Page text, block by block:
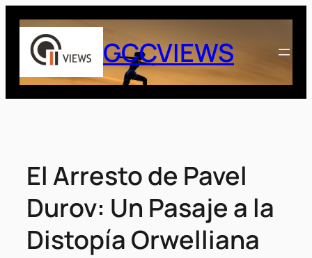
Saltar
contenido
GCCVIEWS
El Arresto de Pavel
Durov: Un Pasaje a la
Distopía Orwelliana